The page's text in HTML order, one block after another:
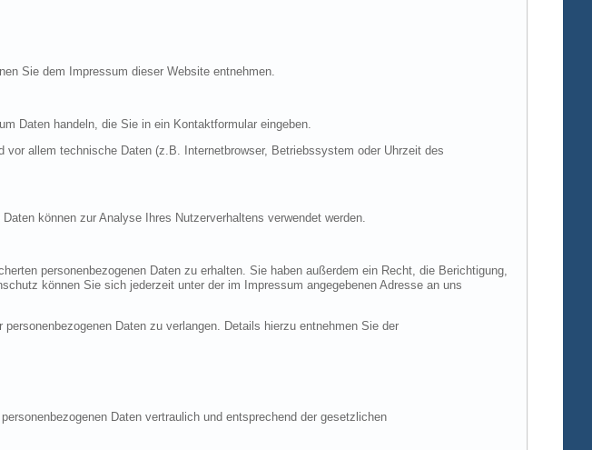
Sie dem Impressum dieser Website entnehmen.
Daten handeln, die Sie in ein Kontaktformular eingeben.
allem technische Daten (z.B. Internetbrowser, Betriebssystem oder Uhrzeit des
können zur Analyse Ihres Nutzerverhaltens verwendet werden.
personenbezogenen Daten zu erhalten. Sie haben außerdem ein Recht, die Berichtigung,
können Sie sich jederzeit unter der im Impressum angegebenen Adresse an uns
Daten zu verlangen. Details hierzu entnehmen Sie der
Daten vertraulich und entsprechend der gesetzlichen